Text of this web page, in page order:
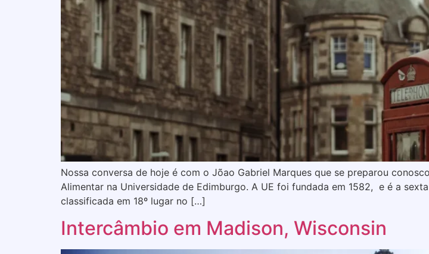
Nossa conversa de hoje é com o Jõao Gabriel Marques que se preparou
Alimentar na Universidade de Edimburgo. A UE foi fundada em 1582, e é a
classificada em 18º lugar no […]
Intercâmbio em Madison, Wisconsin